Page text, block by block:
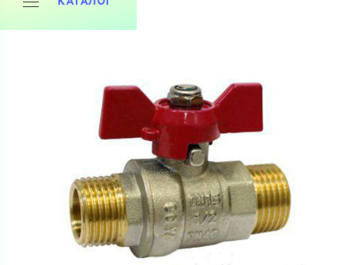
Купить как физ. лицо
Купить как юр. лицо
Имя
и укажите какую информацию вы хотите по ним
получить. Мы свяжемся с вами в ближайшее время.
Запросить КП
Запросить Счёт